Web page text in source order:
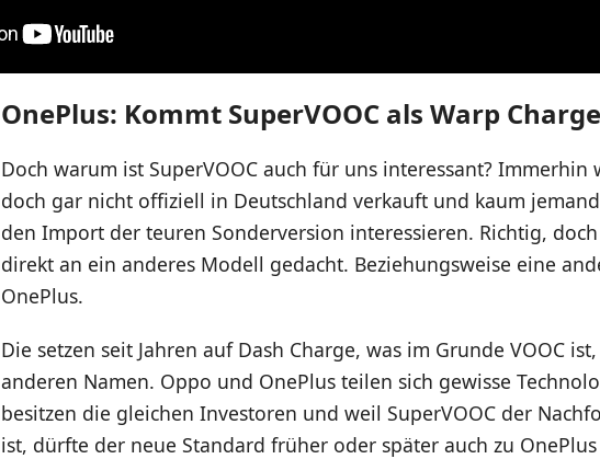
OnePlus: Kommt SuperVOOC als Warp
Doch warum ist SuperVOOC auch für uns interessant? Immerhin
doch gar nicht offiziell in Deutschland verkauft und kaum
den Import der teuren Sonderversion interessieren. Richtig,
direkt an ein anderes Modell gedacht. Beziehungsweise eine
OnePlus.
Die setzen seit Jahren auf Dash Charge, was im Grunde VOOC
anderen Namen. Oppo und OnePlus teilen sich gewisse
besitzen die gleichen Investoren und weil SuperVOOC der
ist, dürfte der neue Standard früher oder später auch zu